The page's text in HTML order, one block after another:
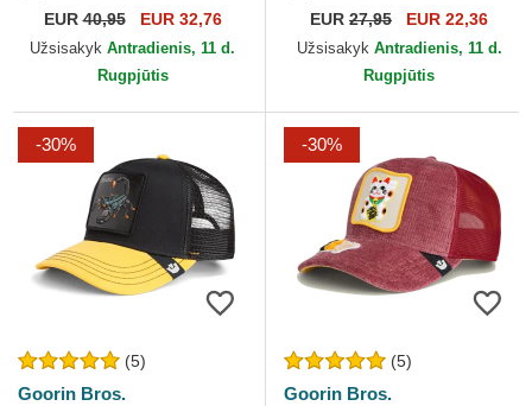
Authentic On Field Game
Chicago White Sox MLB
EUR40,95 EUR 32,76
Užsisakyk Antradienis, 11 d.
Rugpjūtis
Classic New York Yankees
MLB New Era
EUR 27,95 EUR 22,36
Užsisakyk Antradienis, 11 d.
Rugpjūtis
-30%
(5)
Goorin Bros.
-30%
(5)
Goorin Bros.